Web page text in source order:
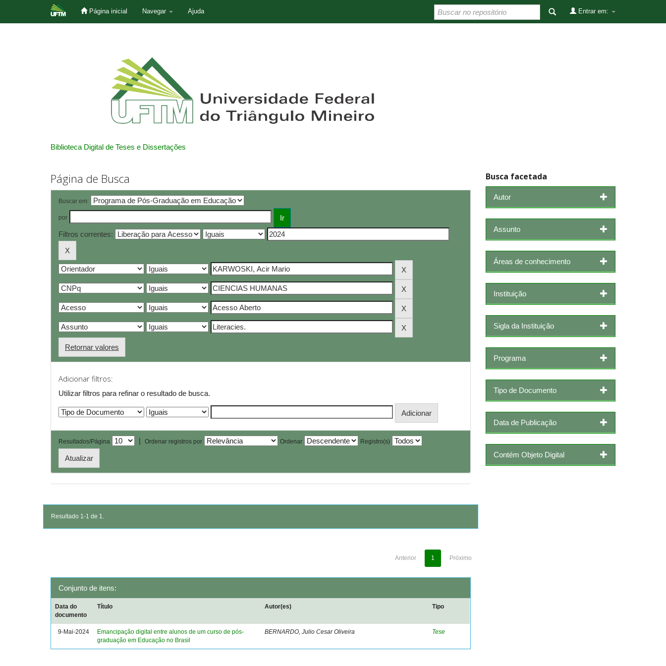
Página inicial Navegar Ajuda Entrar em:
Biblioteca Digital de Teses e Dissertações
Página de Busca
Buscar em:
por
Filtros correntes:
Retornar valores
Adicionar filtros:
Utilizar filtros para refinar o resultado de busca.
Resultados/Página | Ordenar registros por Ordenar Registro(s)
Resultado 1-1 de 1.
Anterior 1 Próximo
Conjunto de itens:
Data do
documento
Título Autor(es) Tipo
9-Mai-2024
Emancipação digital entre alunos de um curso de pós-
graduação em Educação no Brasil
BERNARDO, Julio Cesar Oliveira Tese
Busca facetada
Autor
Assunto
Áreas de conhecimento
Instituição
Sigla da Instituição
Programa
Tipo de Documento
Data de Publicação
Contém Objeto Digital